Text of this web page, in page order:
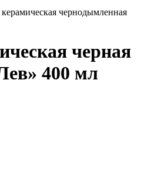
чернодымленная
черная
400 мл